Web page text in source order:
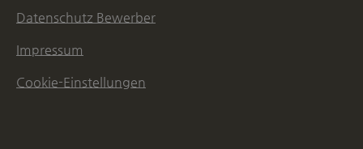
Datenschutz Bewerber
Impressum
Cookie-Einstellungen